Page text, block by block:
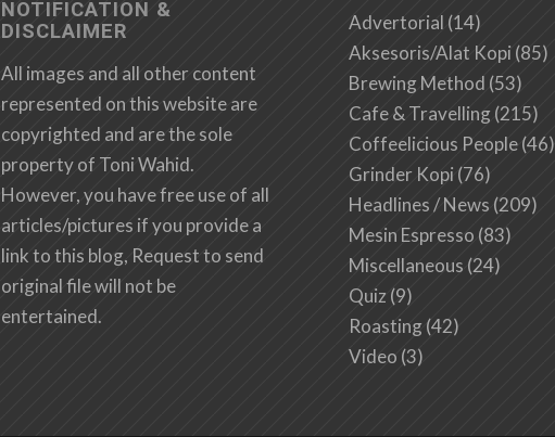
NOTIFICATION &
DISCLAIMER
All images and all other content
represented on this website are
copyrighted and are the sole
property of Toni Wahid.
However, you have free use of all
articles/pictures if you provide a
link to this blog, Request to send
original file will not be
entertained.
Advertorial (14)
Aksesoris/Alat Kopi (85)
Brewing Method (53)
Cafe & Travelling (215)
Coffeelicious People(46)
Grinder Kopi (76)
Headlines / News (209)
Mesin Espresso (83)
Miscellaneous (24)
Quiz (9)
Roasting (42)
Video (3)